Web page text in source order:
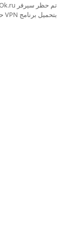
بتحميل برنامج VPN حتى تتمكن من مشاهدة الحلقات.